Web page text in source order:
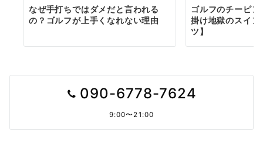
なぜ手打ちではダメだと言われる
の？ゴルフが上手くなれない理由
ゴルフのチーピ
掛け地獄のスイ
ツ】
090-6778-7624
9:00〜21:00